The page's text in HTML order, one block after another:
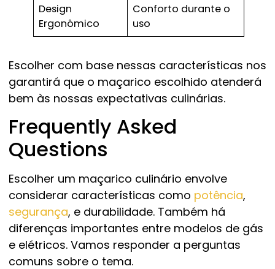
Design
Ergonômico
Conforto durante o
uso
Escolher com base nessas características nos
garantirá que o maçarico escolhido atenderá
bem às nossas expectativas culinárias.
Frequently Asked
Questions
Escolher um maçarico culinário envolve
considerar características como potência,
segurança, e durabilidade. Também há
diferenças importantes entre modelos de gás
e elétricos. Vamos responder a perguntas
comuns sobre o tema.